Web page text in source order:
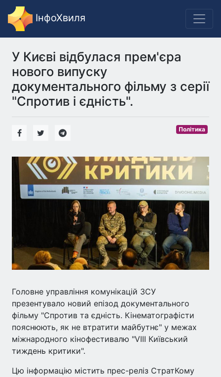
ІнфоХвиля
У Києві відбулася прем'єра
нового випуску
документального фільму з серії
"Спротив і єдність".
Політика
Головне управління комунікацій ЗСУ
презентувало новий епізод документального
фільму "Спротив та єдність. Кінематографісти
пояснюють, як не втратити майбутнє" у межах
міжнародного кінофестивалю "VIII Київський
тиждень критики".
Цю інформацію містить прес-реліз СтратКому